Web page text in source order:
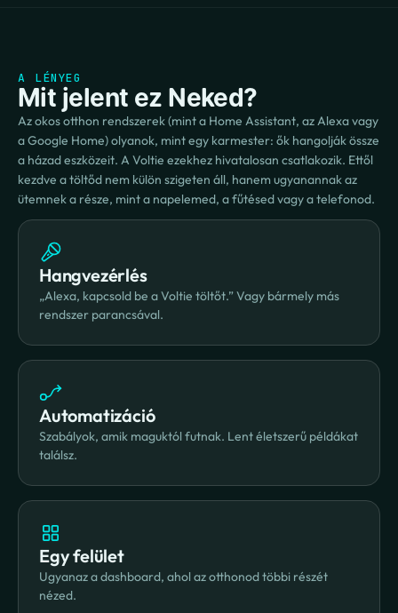
A LÉNYEG
Mit jelent ez Neked?
Az okos otthon rendszerek (mint a Home Assistant, az Alexa vagy
a Google Home) olyanok, mint egy karmester: ők hangolják össze
a házad eszközeit. A Voltie ezekhez hivatalosan csatlakozik. Ettől
kezdve a töltőd nem külön szigeten áll, hanem ugyanannak az
ütemnek a része, mint a napelemed, a fűtésed vagy a telefonod.
Hangvezérlés
„Alexa, kapcsold be a Voltie töltőt.” Vagy bármely más
rendszer parancsával.
Automatizáció
Szabályok, amik maguktól futnak. Lent életszerű példákat
találsz.
Egy felület
Ugyanaz a dashboard, ahol az otthonod többi részét
nézed.